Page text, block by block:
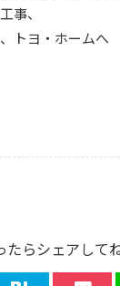
事、
トヨ・ホームへ
たらシェアして